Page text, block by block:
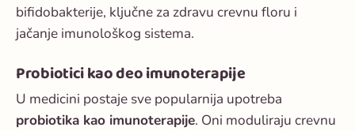
bifidobakterije, ključne za zdravu crevnu floru i
jačanje imunološkog sistema.
Probiotici kao deo imunoterapije
U medicini postaje sve popularnija upotreba
probiotika kao imunoterapije. Oni moduliraju crevnu